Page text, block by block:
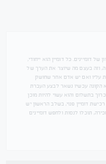
של דומיינים. כל דומיין הוא ייחודי,
וזה בעצם מה שיוצר את הערך של
עליו ואם יש אדם אחר שחושק
הקונה עכשיו נשאר לבצע העברת
בתשלום והוא עשוי להיות מוכן
דומיין פנוי, בשלב הראשון יש
תוכלו לנסות ולחפש דומיינים